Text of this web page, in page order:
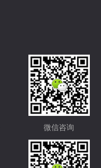
微信咨询